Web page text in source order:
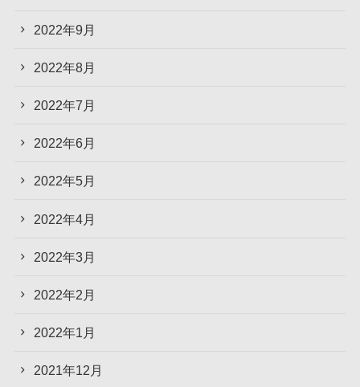
2022年9月
2022年8月
2022年7月
2022年6月
2022年5月
2022年4月
2022年3月
2022年2月
2022年1月
2021年12月